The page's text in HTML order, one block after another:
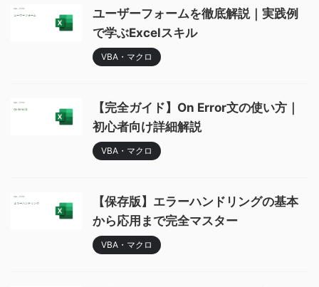
ユーザーフォームを徹底解説｜実践例
で学ぶExcelスキル
VBA・マクロ
【完全ガイド】On Error文の使い方｜
初心者向け詳細解説
VBA・マクロ
【保存版】エラーハンドリングの基本
から応用まで完全マスター
VBA・マクロ